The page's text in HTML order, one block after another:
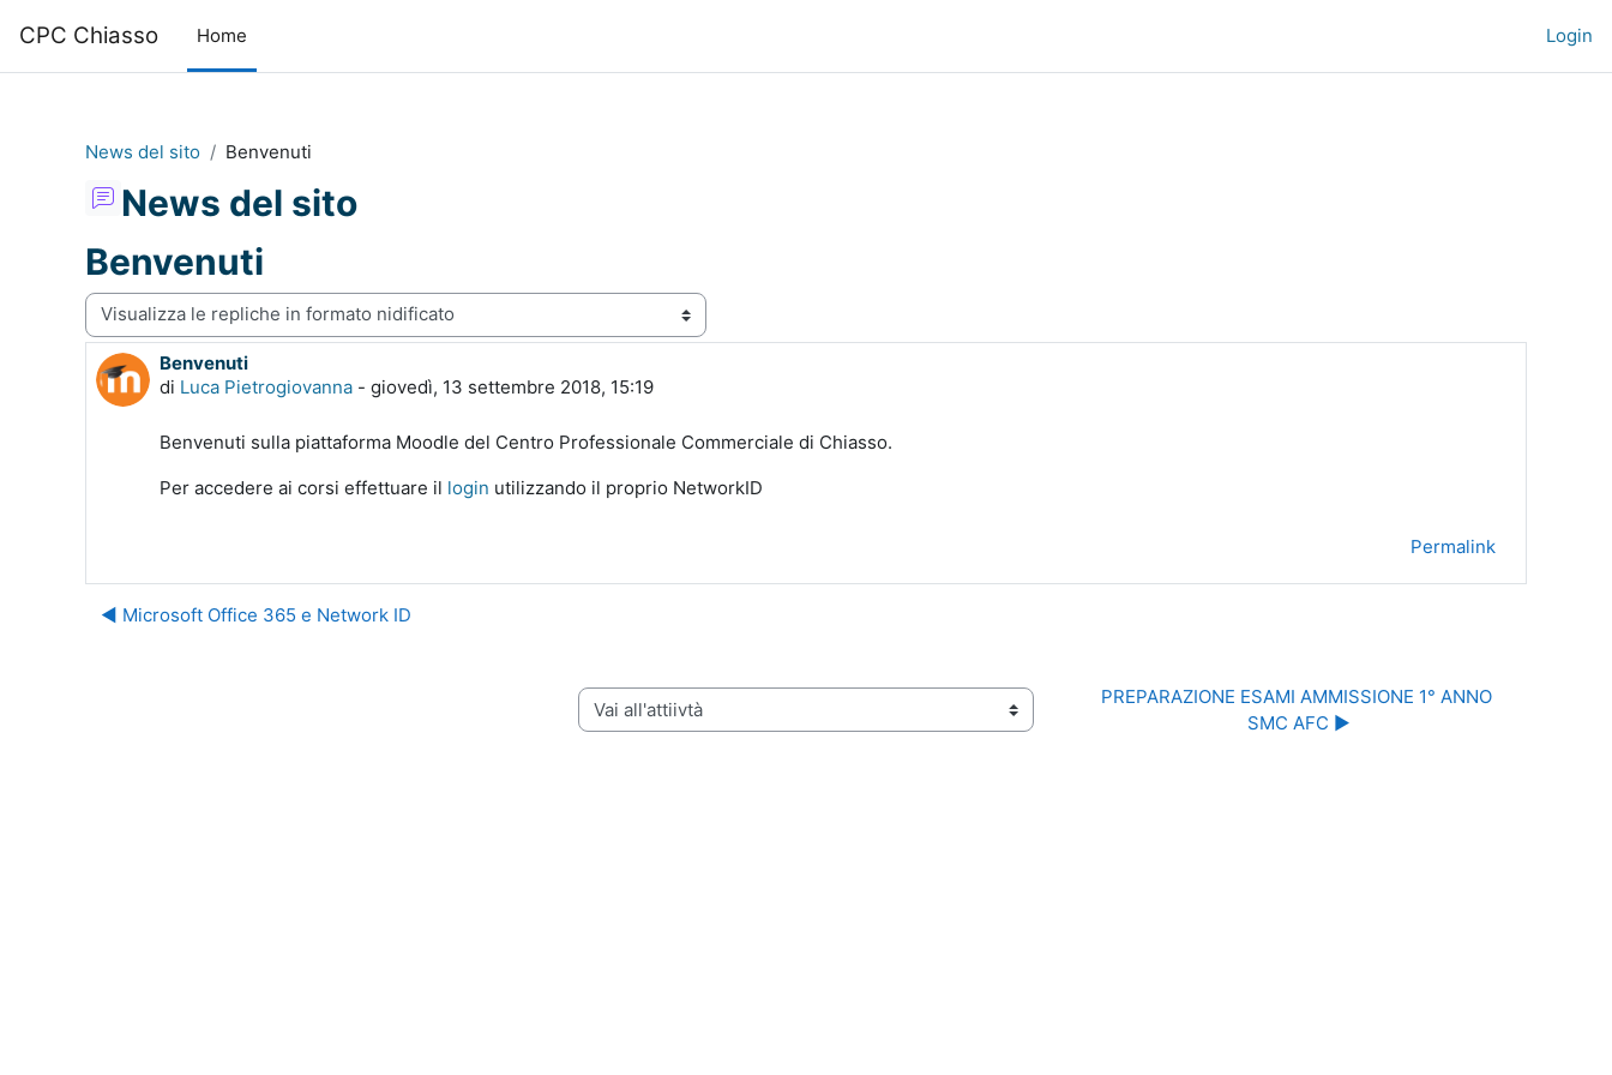
CPC Chiasso Home Login
News del sito Benvenuti
News del sito
Benvenuti
Modalità visualizzazione
Benvenuti
di Luca Pietrogiovanna - giovedì, 13 settembre 2018, 15:19
Numero di risposte: 0
Benvenuti sulla piattaforma Moodle del Centro Professionale Commerciale di Chiasso.
Per accedere ai corsi effettuare il login utilizzando il proprio NetworkID
Permalink
◀︎ Microsoft Office 365 e Network ID
Vai all'attiivtà
PREPARAZIONE ESAMI AMMISSIONE 1° ANNO
SMC AFC ▶︎